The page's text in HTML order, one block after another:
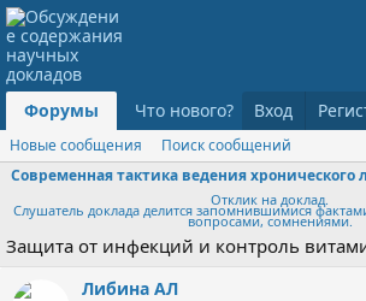
Форумы Что нового? Вход
Новые сообщения
Поиск сообщений
Современная тактика ведения
Отклик на доклад.
Слушатель доклада делится запомнившимися
вопросами, сомнениями.
Защита от инфекций и контроль
Либина АЛ